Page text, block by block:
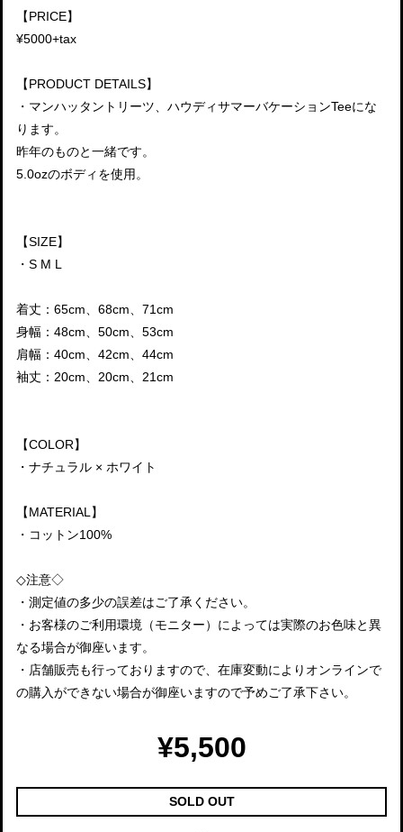
【PRICE】
¥5000+tax
【PRODUCT DETAILS】
・マンハッタントリーツ、ハウディサマーバケーションTeeにな
ります。
昨年のものと一緒です。
5.0ozのボディを使用。
【SIZE】
・S M L
着丈：65cm、68cm、71cm
身幅：48cm、50cm、53cm
肩幅：40cm、42cm、44cm
袖丈：20cm、20cm、21cm
【COLOR】
・ナチュラル × ホワイト
【MATERIAL】
・コットン100%
◇注意◇
・測定値の多少の誤差はご了承ください。
・お客様のご利用環境（モニター）によっては実際のお色味と異
なる場合が御座います。
・店舗販売も行っておりますので、在庫変動によりオンラインで
の購入ができない場合が御座いますので予めご了承下さい。
¥5,500
SOLD OUT